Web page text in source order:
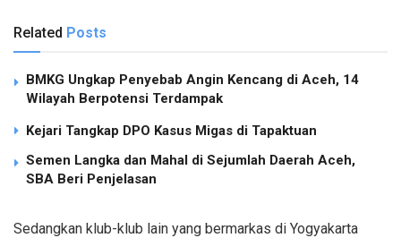
Related Posts
BMKG Ungkap Penyebab Angin Kencang di Aceh, 14
Wilayah Berpotensi Terdampak
Kejari Tangkap DPO Kasus Migas di Tapaktuan
Semen Langka dan Mahal di Sejumlah Daerah Aceh,
SBA Beri Penjelasan
Sedangkan klub-klub lain yang bermarkas di Yogyakarta